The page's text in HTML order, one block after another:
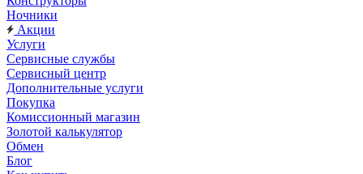
Ночники
Акции
Услуги
Сервисные службы
Сервисный центр
Дополнительные услуги
Покупка
Комиссионный магазин
Золотой калькулятор
Обмен
Блог